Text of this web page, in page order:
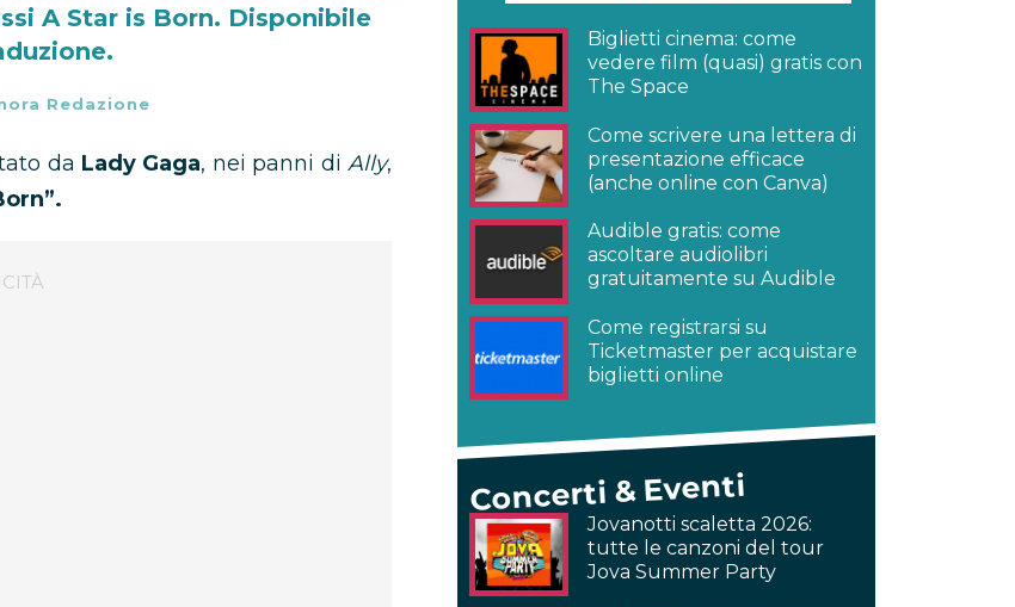
A Star is Born. Disponibile
Redazione
da Lady Gaga, nei panni diAlly,
Biglietti cinema: come
vedere film (quasi) gratis con
The Space
Come scrivere una lettera di
presentazione efficace
(anche online con Canva)
Audible gratis: come
ascoltare audiolibri
gratuitamente su Audible
Come registrarsi su
Ticketmaster per acquistare
biglietti online
Concerti & Eventi
Jovanotti scaletta 2026:
tutte le canzoni del tour
Jova Summer Party